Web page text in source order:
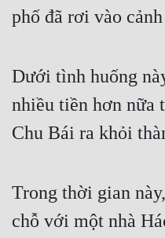
Kỳ Huyễn
Kỳ Ảo
Linh Dị
Lịch Sử
Mưu Mô
phố đã rơi vào
Dưới tình huống
nhiều tiền hơn nữa
Chu Bái ra khỏi
Trong thời gian
chỗ với một nhà